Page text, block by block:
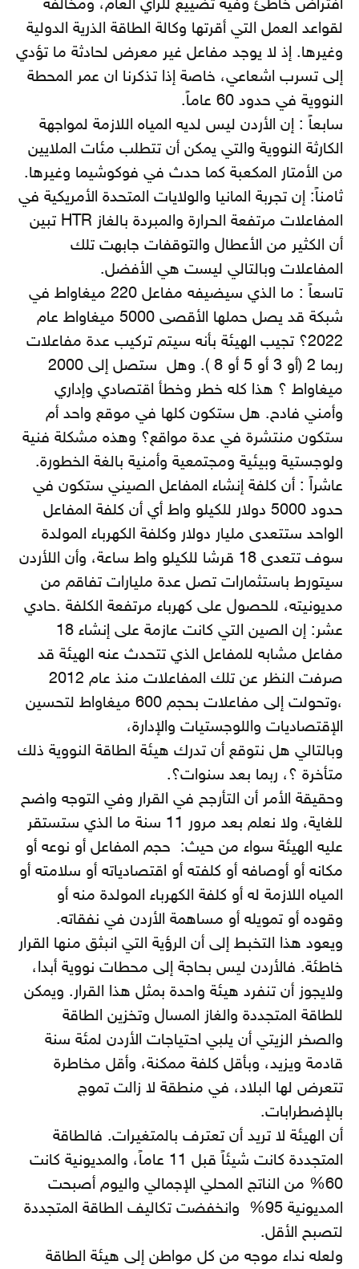
افتراض خاطئ وفيه تضييع للرأي العام، ومخالفة
لقواعد العمل التي أقرتها وكالة الطاقة الذرية الدولية
وغيرها. إذ لا يوجد مفاعل غير معرض لحادثة ما تؤدي
إلى تسرب اشعاعي، خاصة إذا تذكرنا ان عمر المحطة
النووية في حدود 60 عاماً.
سابعاً : إن الأردن ليس لديه المياه اللازمة لمواجهة
الكارثة النووية والتي يمكن أن تتطلب مئات الملايين
من الأمتار المكعبة كما حدث في فوكوشيما وغيرها.
ثامناً: إن تجربة المانيا والولايات المتحدة الأمريكية في
المفاعلات مرتفعة الحرارة والمبردة بالغاز HTR تبين
أن الكثير من الأعطال والتوقفات جابهت تلك
المفاعلات وبالتالي ليست هي الأفضل.
تاسعاً : ما الذي سيضيفه مفاعل 220 ميغاواط في
شبكة قد يصل حملها الأقصى 5000 ميغاواط عام
2022؟ تجيب الهيئة بأنه سيتم تركيب عدة مفاعلات
ربما 2 (أو 3 أو 5 أو 8 ). وهل ستصل إلى 2000
ميغاواط ؟ هذا كله خطر وخطأ اقتصادي وإداري
وأمني فادح. هل ستكون كلها في موقع واحد أم
ستكون منتشرة في عدة مواقع؟ وهذه مشكلة فنية
ولوجستية وبيئية ومجتمعية وأمنية بالغة الخطورة.
عاشراً : أن كلفة إنشاء المفاعل الصيني ستكون في
حدود 5000 دولار للكيلو واط أي أن كلفة المفاعل
الواحد ستتعدى مليار دولار وكلفة الكهرباء المولدة
سوف تتعدى 18 قرشا للكيلو واط ساعة، وأن اللأردن
سيتورط باستثمارات تصل عدة مليارات تفاقم من
مديونيته، للحصول على كهرباء مرتفعة الكلفة .حادي
عشر: إن الصين التي كانت عازمة على إنشاء 18
مفاعل مشابه للمفاعل الذي تتحدث عنه الهيئة قد
صرفت النظر عن تلك المفاعلات منذ عام 2012
،وتحولت إلى مفاعلات بحجم 600 ميغاواط لتحسين
الإقتصاديات واللوجستيات والإدارة،
وبالتالي هل نتوقع أن تدرك هيئة الطاقة النووية ذلك
متأخرة ؟، ربما بعد سنوات؟.
وحقيقة الأمر أن التأرجح في القرار وفي التوجه واضح
للغاية، ولا نعلم بعد مرور 11 سنة ما الذي ستستقر
عليه الهيئة سواء من حيث: حجم المفاعل أو نوعه أو
مكانه أو أوصافه أو كلفته أو اقتصادياته أو سلامته أو
المياه اللازمة له أو كلفة الكهرباء المولدة منه أو
وقوده أو تمويله أو مساهمة الأردن في نفقاته.
ويعود هذا التخبط إلى أن الرؤية التي انبثق منها القرار
خاطئة. فالأردن ليس بحاجة إلى محطات نووية أبدا،
ولايجوز أن تنفرد هيئة واحدة بمثل هذا القرار. ويمكن
للطاقة المتجددة والغاز المسال وتخزين الطاقة
والصخر الزيتي أن يلبي احتياجات الأردن لمئة سنة
قادمة ويزيد، وبأقل كلفة ممكنة، وأقل مخاطرة
تتعرض لها البلاد، في منطقة لا زالت تموج
بالإضطرابات.
أن الهيئة لا تريد أن تعترف بالمتغيرات. فالطاقة
المتجددة كانت شيئاً قبل 11 عاماً، والمديونية كانت
60% من الناتج المحلي الإجمالي واليوم أصبحت
المديونية 95% وانخفضت تكاليف الطاقة المتجددة
لتصبح الأقل.
ولعله نداء موجه من كل مواطن إلى هيئة الطاقة